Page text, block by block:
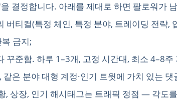
결정합니다. 아래를 제대로 하면 팔로워가
버티컬(특정 체인, 특정 분야, 트레이딩 전략,
금지;
꾸준함. 하루 1–3개, 고정 시간대, 최소 4–8
은 분야 대형 계정·인기 트윗에 가치 있는
, 상장, 인기 해시태그는 트래픽 정점 — 각도